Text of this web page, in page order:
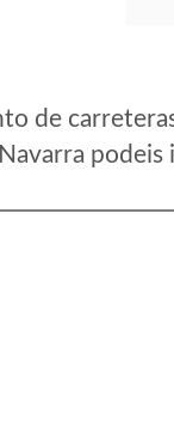
de
podeis